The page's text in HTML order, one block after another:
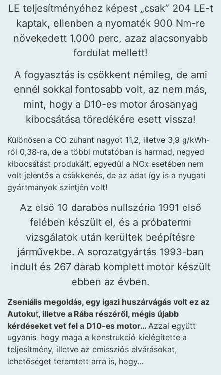
LE teljesítményéhez képest „csak” 204 LE-t
kaptak, ellenben a nyomaték 900 Nm-re
növekedett 1.000 perc, azaz alacsonyabb
fordulat mellett!
A fogyasztás is csökkent némileg, de ami
ennél sokkal fontosabb volt, az nem más,
mint, hogy a D10-es motor árosanyag
kibocsátása töredékére esett vissza!
Különösen a CO zuhant nagyot 11,2, illetve 3,9 g/kWh-
ról 0,38-ra, de a többi mutatóban is harmad, negyed
kibocsátást produkált, egyedül a NOx esetében nem
volt jelentős a csökkenés, de az adat így is a nyugati
gyártmányok szintjén volt!
Az első 10 darabos nullszéria 1991 első
felében készült el, és a próbatermi
vizsgálatok után kerültek beépítésre
járművekbe. A sorozatgyártás 1993-ban
indult és 267 darab komplett motor készült
ebben az évben.
Zseniális megoldás, egy igazi huszárvágás volt ez az
Autokut, illetve a Rába részéről, mégis újabb
kérdéseket vet fel a D10-es motor… Azzal együtt
ugyanis, hogy maga a konstrukció kielégítette a
teljesítmény, illetve az emissziós elvárásokat,
lehetőséget teremtett arra is, hogy…